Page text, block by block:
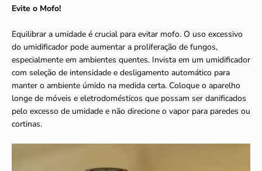
Evite o Mofo!
Equilibrar a umidade é crucial para evitar mofo. O uso excessivo
do umidificador pode aumentar a proliferação de fungos,
especialmente em ambientes quentes. Invista em um umidificador
com seleção de intensidade e desligamento automático para
manter o ambiente úmido na medida certa. Coloque o aparelho
longe de móveis e eletrodomésticos que possam ser danificados
pelo excesso de umidade e não direcione o vapor para paredes ou
cortinas.